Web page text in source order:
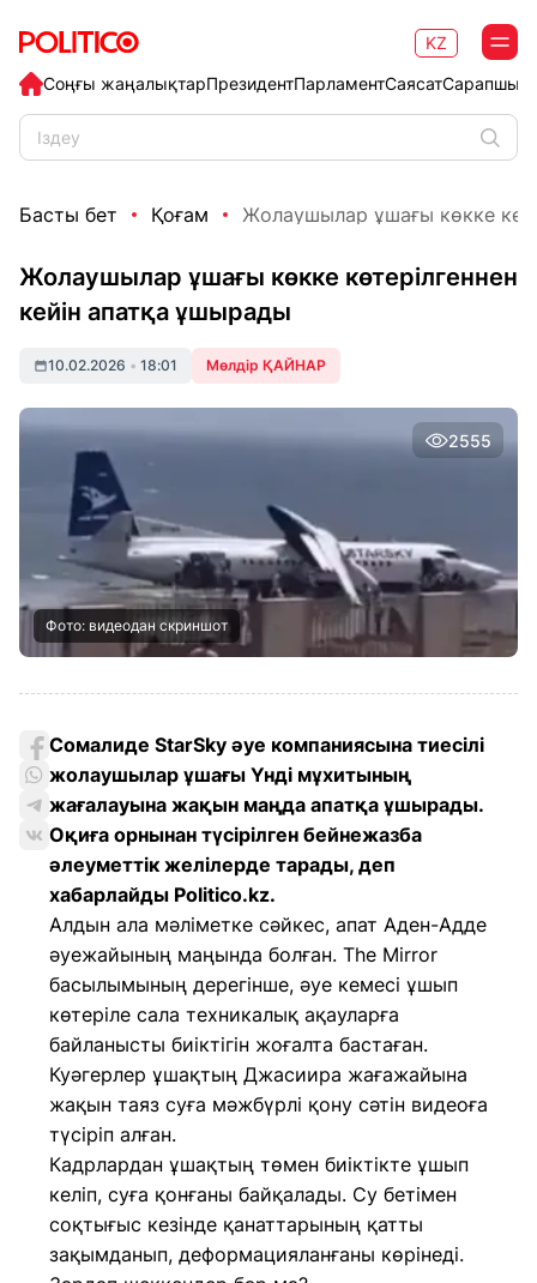
Соңғы жаңалықтарПрезидентПарламентСаясат
KZ
Басты бет Қоғам Жолаушылар ұшағы көкке
Жолаушылар ұшағы көкке көтерілгеннен
кейін апатқа ұшырады
10.02.2026 • 18:01 Мөлдір ҚАЙНАР
2555
Фото: видеодан скриншот
Сомалиде StarSky әуе компаниясына тиесілі
жолаушылар ұшағы Үнді мұхитының
жағалауына жақын маңда апатқа ұшырады.
Оқиға орнынан түсірілген бейнежазба
әлеуметтік желілерде тарады, деп
хабарлайды Politico.kz.
Алдын ала мәліметке сәйкес, апат Аден-Адде
әуежайының маңында болған. The Mirror
басылымының дерегінше, әуе кемесі ұшып
көтеріле сала техникалық ақауларға
байланысты биіктігін жоғалта бастаған.
Куәгерлер ұшақтың Джасиира жағажайына
жақын таяз суға мәжбүрлі қону сәтін видеоға
түсіріп алған.
Кадрлардан ұшақтың төмен биіктікте ұшып
келіп, суға қонғаны байқалады. Су бетімен
соқтығыс кезінде қанаттарының қатты
зақымданып, деформацияланғаны көрінеді.